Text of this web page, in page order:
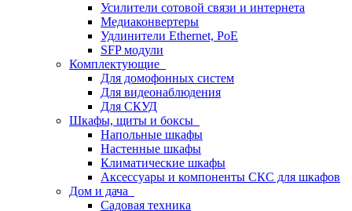
Усилители сотовой связи и интернета
Медиаконвертеры
Удлинители Ethernet, PoE
SFP модули
Комплектующие
Для домофонных систем
Для видеонаблюдения
Для СКУД
Шкафы, щиты и боксы
Напольные шкафы
Настенные шкафы
Климатические шкафы
Аксессуары и компоненты СКС для шкафов
Дом и дача
Садовая техника